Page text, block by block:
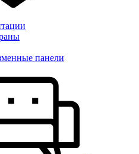
панели